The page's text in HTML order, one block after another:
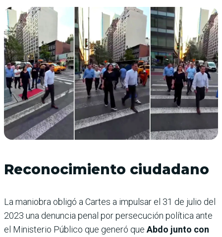
Reconocimiento ciudadano
La maniobra obligó a Cartes a impulsar el 31 de julio del
2023 una denuncia penal por persecución política ante
el Ministerio Público que generó que Abdo junto con